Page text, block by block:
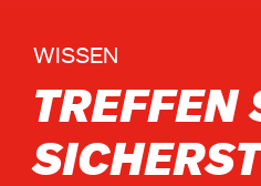
WISSEN
TREFFEN